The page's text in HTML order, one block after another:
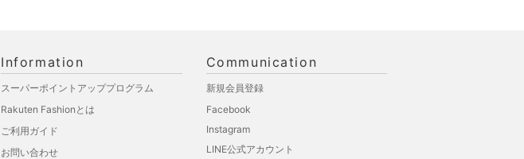
Information
スーパーポイントアッププログラム
Rakuten Fashionとは
ご利用ガイド
お問い合わせ
Communication
新規会員登録
Facebook
Instagram
LINE公式アカウント